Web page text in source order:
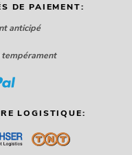
DE PAIEMENT:
anticipé
tempérament
LOGISTIQUE: